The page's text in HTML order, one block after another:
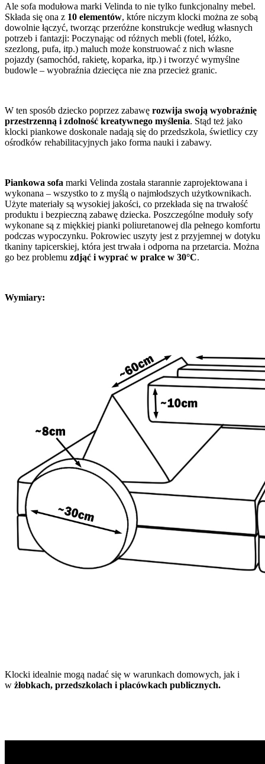
Ale sofa modułowa marki Velinda to nie tylko funkcjonalny mebel.
Składa się ona z 10 elementów, które niczym klocki można ze sobą
dowolnie łączyć, tworząc przeróżne konstrukcje według własnych
potrzeb i fantazji: Poczynając od różnych mebli (fotel, łóżko,
szezlong, pufa, itp.) maluch może konstruować z nich własne
pojazdy (samochód, rakietę, koparka, itp.) i tworzyć wymyślne
budowle – wyobraźnia dziecięca nie zna przecież granic.
W ten sposób dziecko poprzez zabawę rozwija swoją wyobraźnię
przestrzenną i zdolność kreatywnego myślenia. Stąd też jako
klocki piankowe doskonale nadają się do przedszkola, świetlicy czy
ośrodków rehabilitacyjnych jako forma nauki i zabawy.
Piankowa sofa marki Velinda została starannie zaprojektowana i
wykonana – wszystko to z myślą o najmłodszych użytkownikach.
Użyte materiały są wysokiej jakości, co przekłada się na trwałość
produktu i bezpieczną zabawę dziecka. Poszczególne moduły sofy
wykonane są z miękkiej pianki poliuretanowej dla pełnego komfortu
podczas wypoczynku. Pokrowiec uszyty jest z przyjemnej w dotyku
tkaniny tapicerskiej, która jest trwała i odporna na przetarcia. Można
go bez problemu zdjąć i wyprać w pralce w 30°C.
Wymiary:
Klocki idealnie mogą nadać się w warunkach domowych, jak i
w żłobkach, przedszkolach i placówkach publicznych.